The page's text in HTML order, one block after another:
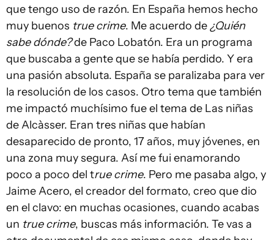
que tengo uso de razón. En España hemos hecho
muy buenos true crime. Me acuerdo de¿Quién
sabe dónde?de Paco Lobatón. Era un programa
que buscaba a gente que se había perdido. Y era
una pasión absoluta. España se paralizaba para ver
la resolución de los casos. Otro tema que también
me impactó muchísimo fue el tema de Las niñas
de Alcàsser. Eran tres niñas que habían
desaparecido de pronto, 17 años, muy jóvenes, en
una zona muy segura. Así me fui enamorando
poco a poco del true crime. Pero me pasaba algo, y
Jaime Acero, el creador del formato, creo que dio
en el clavo: en muchas ocasiones, cuando acabas
un true crime, buscas más información. Te vas a